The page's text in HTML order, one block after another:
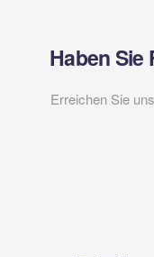
Haben Sie
Erreichen Sie